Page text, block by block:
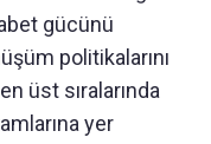
gücünü
politikalarını
üst sıralarında
yer